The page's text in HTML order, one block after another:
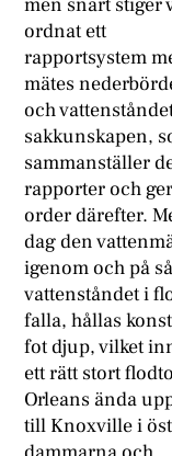
men snart stiger
ordnat ett
rapportsystem
mätes
och
sakkunskapen,
sammanställer
rapporter och
order därefter.
dag den
igenom och på
vattenståndet i
falla, hållas
fot djup, vilket
ett rätt stort
Orleans ända
till Knoxville i